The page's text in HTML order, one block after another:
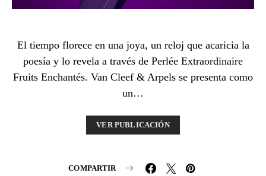
El tiempo florece en una joya, un reloj que acaricia la
poesía y lo revela a través de Perlée Extraordinaire
Fruits Enchantés. Van Cleef & Arpels se presenta como
un…
VER PUBLICACIÓN
COMPARTIR